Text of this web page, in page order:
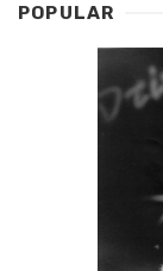
POPULAR